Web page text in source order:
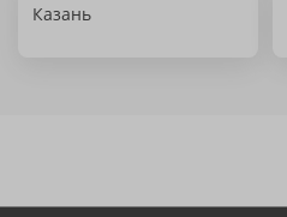
Казань